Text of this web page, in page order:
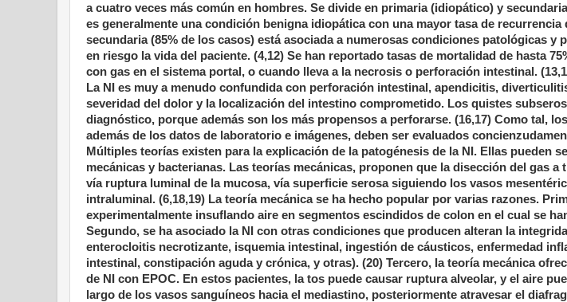
a cuatro veces más común en hombres. Se divide en primaria (idiopático) y
es generalmente una condición benigna idiopática con una mayor tasa de recurrencia
secundaria (85% de los casos) está asociada a numerosas condiciones patológicas y
en riesgo la vida del paciente. (4,12) Se han reportado tasas de mortalidad de hasta
con gas en el sistema portal, o cuando lleva a la necrosis o perforación intestinal.
La NI es muy a menudo confundida con perforación intestinal, apendicitis,
severidad del dolor y la localización del intestino comprometido. Los quistes
diagnóstico, porque además son los más propensos a perforarse. (16,17) Como tal,
además de los datos de laboratorio e imágenes, deben ser evaluados
Múltiples teorías existen para la explicación de la patogénesis de la NI. Ellas pueden
mecánicas y bacterianas. Las teorías mecánicas, proponen que la disección del gas
vía ruptura luminal de la mucosa, vía superficie serosa siguiendo los vasos
intraluminal. (6,18,19) La teoría mecánica se ha hecho popular por varias razones.
experimentalmente insuflando aire en segmentos escindidos de colon en el cual se
Segundo, se ha asociado la NI con otras condiciones que producen alteran la
enterocloitis necrotizante, isquemia intestinal, ingestión de cáusticos, enfermedad
intestinal, constipación aguda y crónica, y otras). (20) Tercero, la teoría mecánica
de NI con EPOC. En estos pacientes, la tos puede causar ruptura alveolar, y el aire
largo de los vasos sanguíneos hacia el mediastino, posteriormente atravesar el